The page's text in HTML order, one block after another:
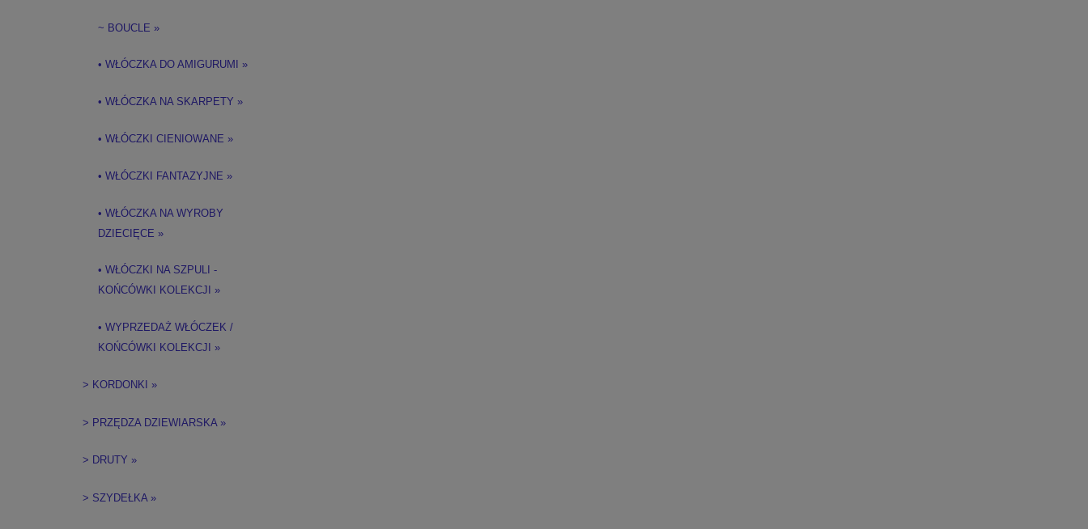
~ BOUCLE »
• WŁÓCZKA DO AMIGURUMI »
• WŁÓCZKA NA SKARPETY »
• WŁÓCZKI CIENIOWANE »
• WŁÓCZKI FANTAZYJNE »
• WŁÓCZKA NA WYROBY
DZIECIĘCE »
• WŁÓCZKI NA SZPULI -
KOŃCÓWKI KOLEKCJI »
• WYPRZEDAŻ WŁÓCZEK /
KOŃCÓWKI KOLEKCJI »
> KORDONKI »
> PRZĘDZA DZIEWIARSKA »
> DRUTY »
> SZYDEŁKA »